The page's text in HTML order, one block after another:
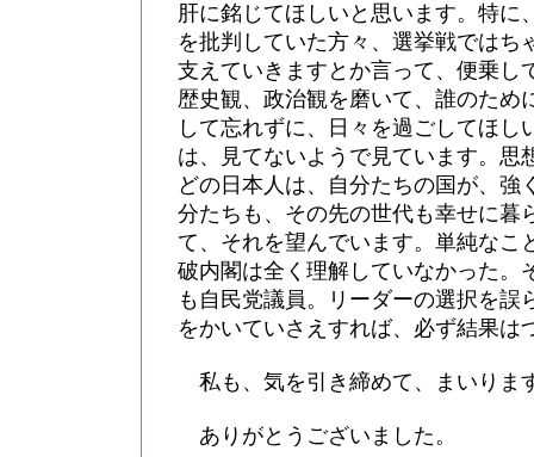
肝に銘じてほしいと思います。特に
を批判していた方々、選挙戦ではち
支えていきますとか言って、便乗し
歴史観、政治観を磨いて、誰のため
して忘れずに、日々を過ごしてほし
は、見てないようで見ています。思
どの日本人は、自分たちの国が、強
分たちも、その先の世代も幸せに暮
て、それを望んでいます。単純なこ
破内閣は全く理解していなかった。
も自民党議員。リーダーの選択を誤
をかいていさえすれば、必ず結果は
私も、気を引き締めて、まいりま
ありがとうございました。